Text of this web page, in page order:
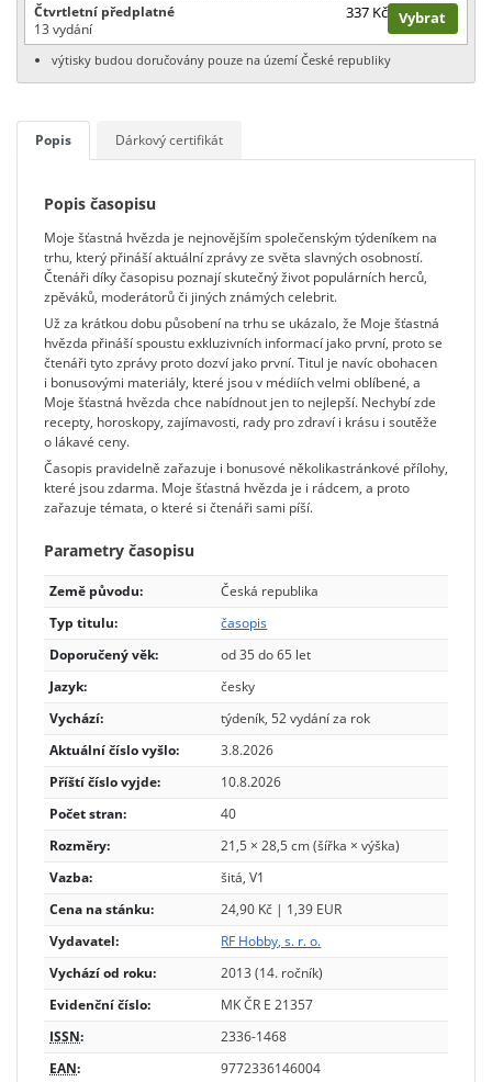
Čtvrtletní předplatné
13 vydání
337 Kč Vybrat
výtisky budou doručovány pouze na území České republiky
Popis Dárkový certifikát
Popis časopisu
Moje šťastná hvězda je nejnovějším společenským týdeníkem na
trhu, který přináší aktuální zprávy ze světa slavných osobností.
Čtenáři díky časopisu poznají skutečný život populárních herců,
zpěváků, moderátorů či jiných známých celebrit.
Už za krátkou dobu působení na trhu se ukázalo, že Moje šťastná
hvězda přináší spoustu exkluzivních informací jako první, proto se
čtenáři tyto zprávy proto dozví jako první. Titul je navíc obohacen
i bonusovými materiály, které jsou v médiích velmi oblíbené, a
Moje šťastná hvězda chce nabídnout jen to nejlepší. Nechybí zde
recepty, horoskopy, zajímavosti, rady pro zdraví i krásu i soutěže
o lákavé ceny.
Časopis pravidelně zařazuje i bonusové několikastránkové přílohy,
které jsou zdarma. Moje šťastná hvězda je i rádcem, a proto
zařazuje témata, o které si čtenáři sami píší.
Parametry časopisu
Země původu:
Česká republika
Typ titulu:
časopis
Doporučený věk:
od 35 do 65 let
Jazyk:
česky
Vychází:
týdeník, 52 vydání za rok
Aktuální číslo vyšlo:
3.8.2026
Příští číslo vyjde:
10.8.2026
Počet stran:
40
Rozměry:
21,5 × 28,5 cm (šířka × výška)
Vazba:
šitá, V1
Cena na stánku:
24,90 Kč | 1,39 EUR
Vydavatel:
RF Hobby, s. r. o.
Vychází od roku:
2013 (14. ročník)
Evidenční číslo:
MK ČR E 21357
ISSN:
2336-1468
EAN: 9772336146004